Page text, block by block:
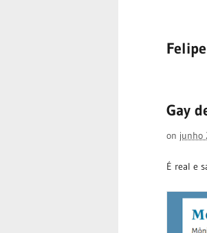
Gay
on junho
É real e